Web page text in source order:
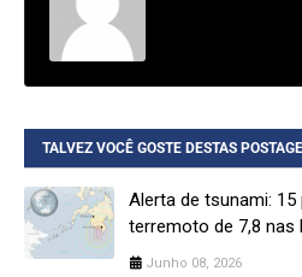
TALVEZ VOCÊ GOSTE DESTAS
Alerta de tsunami:
terremoto de 7,8 nas
Junho 08, 2026